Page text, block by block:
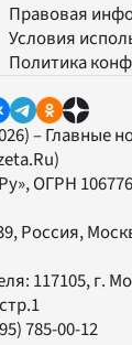
Правовая
Условия
Политика
– Главные
, ОГРН
Россия,
117105, г.
785-00-12